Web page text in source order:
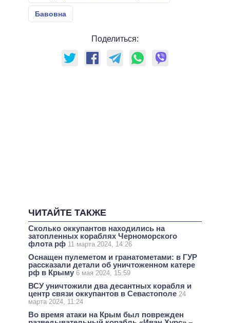
Бавовна
Поделиться:
ЧИТАЙТЕ ТАКЖЕ
Сколько оккупантов находились на
затопленных кораблях Черноморского
флота рф 11 марта 2024, 14:26
Оснащен пулеметом и гранатометами: в ГУР
рассказали детали об уничтоженном катере
рф в Крыму 6 мая 2024, 15:59
ВСУ уничтожили два десантных корабля и
центр связи оккупантов в Севастополе 24
марта 2024, 11:24
Во время атаки на Крым был поврежден